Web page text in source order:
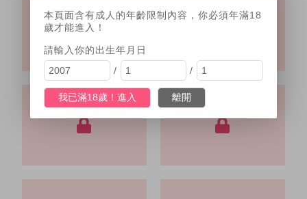
本頁面含有成人的年齡限制內容，你必須年滿18
歲才能進入！
請輸入你的出生年月日
/
/